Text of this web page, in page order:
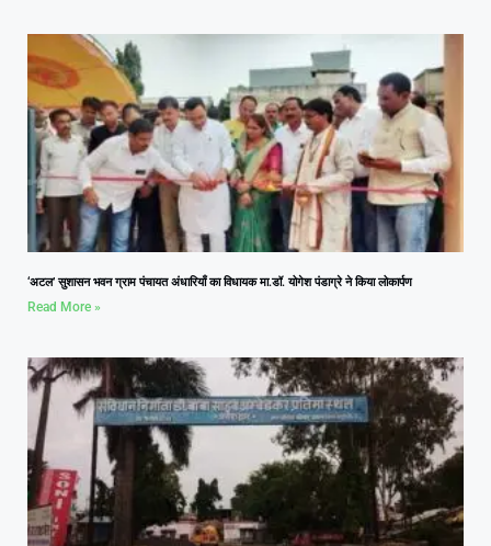
‘अटल’ सुशासन भवन ग्राम पंचायत अंधारियाँ का विधायक मा.डॉ. योगेश पंडाग्रे ने किया लोकार्पण
Read More »